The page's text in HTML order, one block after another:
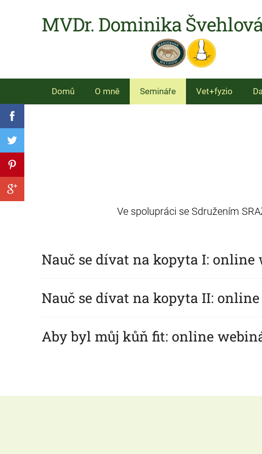
MVDr. Dominika
Domů O mně Semináře Vet+fyzio
Ve spolupráci se Sdružením
Nauč se dívat na kopyta I: online
Nauč se dívat na kopyta II:
Aby byl můj kůň fit: online